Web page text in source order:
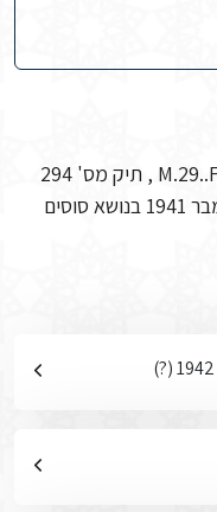
ארכיון צבא גרמניה בפרייבורג, חטיבה M.29..FR , תיק מס' 294
RH 19VIII /2148 . דו"ח מפורט מספטמבר 1941 בנושא סוסים